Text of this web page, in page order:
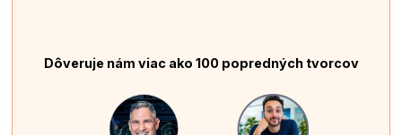
Dôveruje nám viac ako 100 popredných tvorcov